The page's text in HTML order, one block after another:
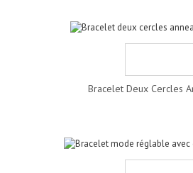
Bracelet Deux Cercles